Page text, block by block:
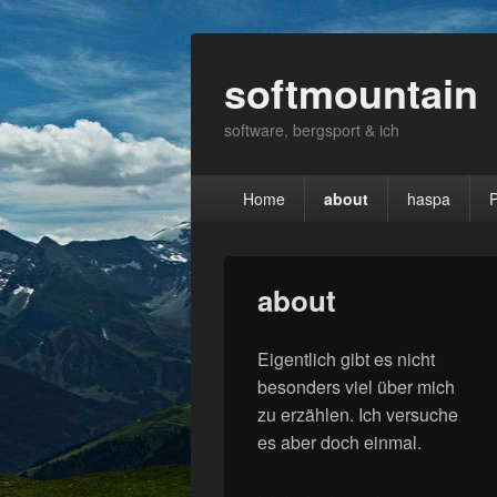
softmountain
software, bergsport & ich
PrimaryHome about haspa
about
Eigentlich gibt es nicht
besonders viel über mich
zu erzählen. Ich versuche
es aber doch einmal.